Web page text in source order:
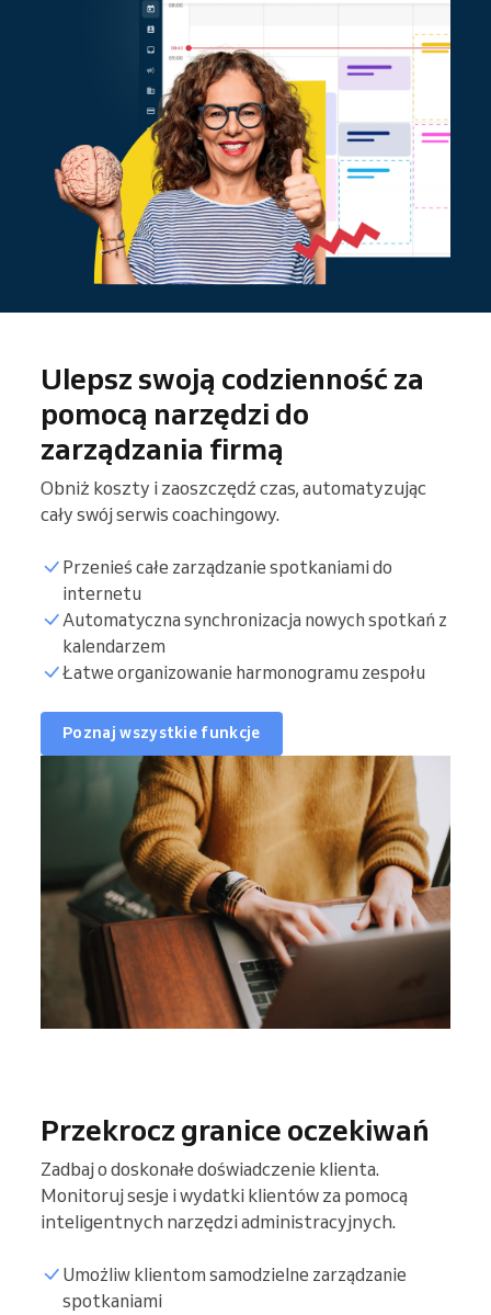
Ulepsz swoją codzienność za
pomocą narzędzi do
zarządzania firmą
Obniż koszty i zaoszczędź czas, automatyzując
cały swój serwis coachingowy.
Przenieś całe zarządzanie spotkaniami do
internetu
Automatyczna synchronizacja nowych spotkań z
kalendarzem
Łatwe organizowanie harmonogramu zespołu
Poznaj wszystkie funkcje
Przekrocz granice oczekiwań
Zadbaj o doskonałe doświadczenie klienta.
Monitoruj sesje i wydatki klientów za pomocą
inteligentnych narzędzi administracyjnych.
Umożliw klientom samodzielne zarządzanie
spotkaniami